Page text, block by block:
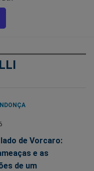
de Vorcaro:
e as
de um